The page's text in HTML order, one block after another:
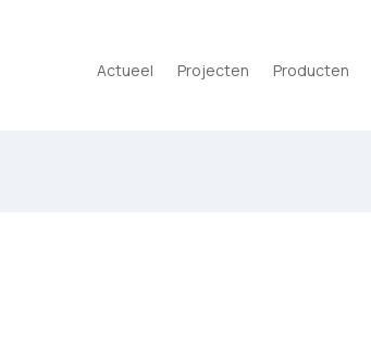
Actueel Projecten Producten